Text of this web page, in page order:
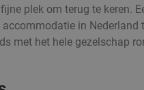
plek om terug te keren.
in
met het hele